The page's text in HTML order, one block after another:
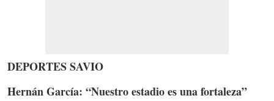
DEPORTES SAVIO
Hernán García: “Nuestro estadio es una fortaleza”